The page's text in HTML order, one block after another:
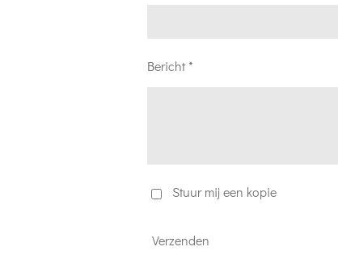
Bericht *
Stuur mij een kopie
Verzenden